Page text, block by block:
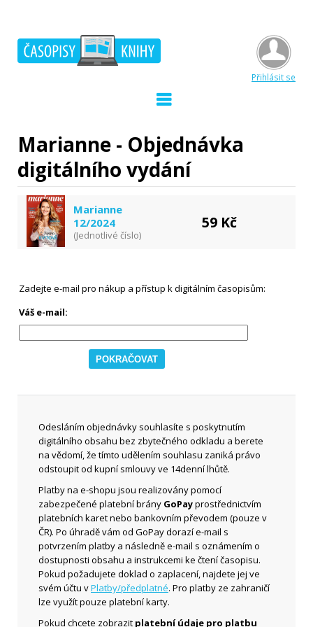
Přihlásit se
Marianne - Objednávka
digitálního vydání
Marianne
12/2024
(Jednotlivé číslo)
59 Kč
Zadejte e-mail pro nákup a přístup k digitálním časopisům:
Váš e-mail:
Odesláním objednávky souhlasíte s poskytnutím
digitálního obsahu bez zbytečného odkladu a berete
na vědomí, že tímto udělením souhlasu zaniká právo
odstoupit od kupní smlouvy ve 14denní lhůtě.
Platby na e-shopu jsou realizovány pomocí
zabezpečené platební brány GoPayprostřednictvím
platebních karet nebo bankovním převodem (pouze v
ČR). Po úhradě vám od GoPay dorazí e-mail s
potvrzením platby a následně e-mail s oznámením o
dostupnosti obsahu a instrukcemi ke čtení časopisu.
Pokud požadujete doklad o zaplacení, najdete jej ve
svém účtu vPlatby/předplatné. Pro platby ze zahraničí
lze využít pouze platební karty.
Pokud chcete zobrazit platební údaje pro platbu